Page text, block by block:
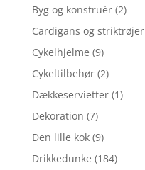
Byg og konstruér (2)
Cardigans og striktrøjer
Cykelhjelme (9)
Cykeltilbehør (2)
Dækkeservietter (1)
Dekoration (7)
Den lille kok (9)
Drikkedunke (184)